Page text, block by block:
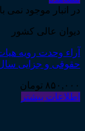
در انبار موجود نمی
دیوان عالی کشور
آراء وحدت رویه
حقوقی و جزایی سال‌های ۱۳۲۳
۸۵۰,۰۰۰ تومان
اطلاعات بیشتر